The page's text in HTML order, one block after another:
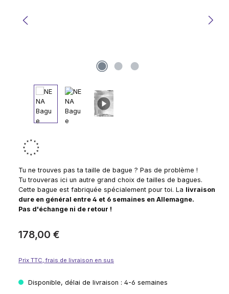
Tu ne trouves pas ta taille de bague ? Pas de problème !
Tu trouveras ici un autre grand choix de tailles de bagues.
Cette bague est fabriquée spécialement pour toi. La livraison
dure en général entre 4 et 6 semaines en Allemagne.
Pas d'échange ni de retour !
Prix régulier :
178,00 €
Prix TTC, frais de livraison en sus
Disponible, délai de livraison : 4-6 semaines